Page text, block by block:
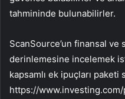
tahmininde bulunabilirler.
ScanSource’un finansal
derinlemesine incelemek
kapsamlı ek ipuçları paketi
https://